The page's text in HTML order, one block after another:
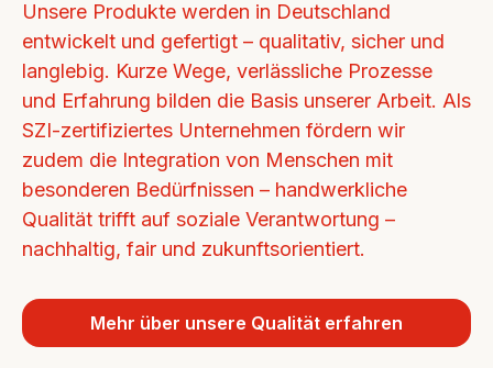
Unsere Produkte werden in Deutschland
entwickelt und gefertigt – qualitativ, sicher und
langlebig. Kurze Wege, verlässliche Prozesse
und Erfahrung bilden die Basis unserer Arbeit. Als
SZI-zertifiziertes Unternehmen fördern wir
zudem die Integration von Menschen mit
besonderen Bedürfnissen – handwerkliche
Qualität trifft auf soziale Verantwortung –
nachhaltig, fair und zukunftsorientiert.
Mehr über unsere Qualität erfahren